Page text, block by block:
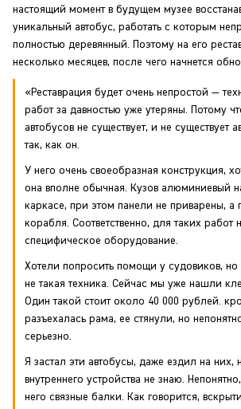
настоящий момент в будущем музее
уникальный автобус, работать с которым
полностью деревянный. Поэтому на его
несколько месяцев, после чего начнется
«Реставрация будет очень непростой —
работ за давностью уже утеряны. Потому
автобусов не существует, и не существует
так, как он.
У него очень своеобразная конструкция,
она вполне обычная. Кузов алюминиевый
каркасе, при этом панели не приварены, а
корабля. Соответственно, для таких работ
специфическое оборудование.
Хотели попросить помощи у судовиков, но
не такая техника. Сейчас мы уже нашли
Один такой стоит около 40 000 рублей.
разъехалась рама, ее стянули, но
серьезно.
Я застал эти автобусы, даже ездил на них,
внутреннего устройства не знаю.
него связные балки. Как говорится,